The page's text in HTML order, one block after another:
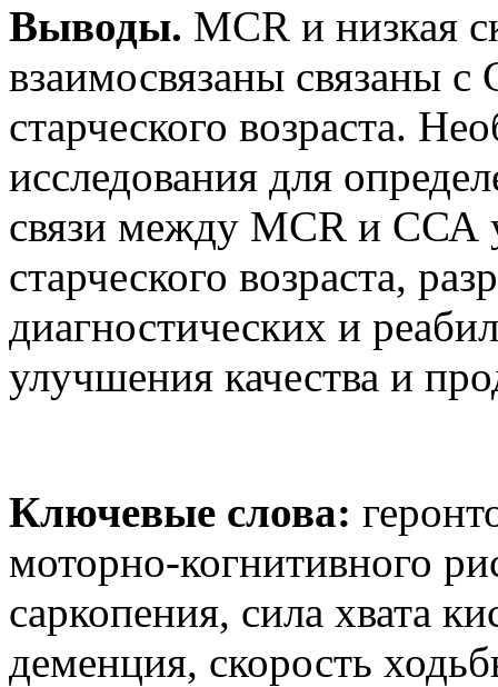
Выводы. MCR и низкая
взаимосвязаны связаны
старческого возраста.
исследования для
связи между MCR и ССА
старческого возраста,
диагностических и
улучшения качества и
Ключевые слова:
моторно-когнитивного
саркопения, сила хвата
деменция, скорость